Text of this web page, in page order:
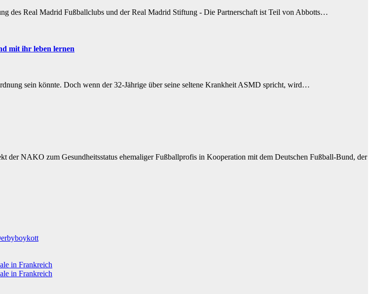
des Real Madrid Fußballclubs und der Real Madrid Stiftung - Die Partnerschaft ist Teil von Abbotts…
mit ihr leben lernen
sein könnte. Doch wenn der 32-Jährige über seine seltene Krankheit ASMD spricht, wird…
der NAKO zum Gesundheitsstatus ehemaliger Fußballprofis in Kooperation mit dem Deutschen Fußball-Bund, der
in Frankreich
in Frankreich